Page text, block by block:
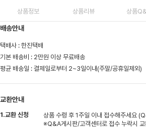
상품정보 상품리뷰 상품
배송안내
택배사 : 한진택배
기본 배송비 : 2만원 이상 무료배송
평균 배송일 : 결제일로부터 2~3일이내(주말/공휴일제외)
교환안내
1.교환 신청
상품 수령 후 1주일 이내 접수해주세요
※Q&A게시판/고객센터로 접수 누락시